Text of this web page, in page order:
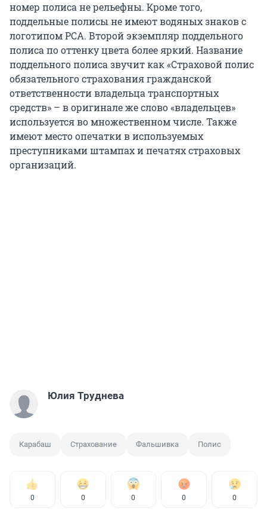
номер полиса не рельефны. Кроме того,
поддельные полисы не имеют водяных знаков с
логотипом РСА. Второй экземпляр поддельного
полиса по оттенку цвета более яркий. Название
поддельного полиса звучит как «Страховой полис
обязательного страхования гражданской
ответственности владельца транспортных
средств» – в оригинале же слово «владельцев»
используется во множественном числе. Также
имеют место опечатки в используемых
преступниками штампах и печатях страховых
организаций.
Юлия Труднева
Карабаш Страхование Фальшивка Полис
0 0 0 0 0